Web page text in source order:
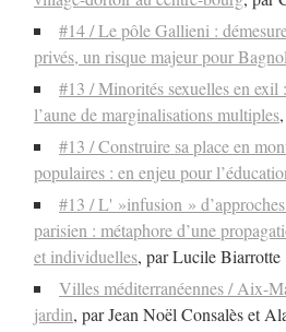
#14 / Le pôle Gallieni :
privés, un risque majeur pour
#13 / Minorités sexuelles en
l’aune de marginalisations multiples
#13 / Construire sa place en
populaires : en enjeu pour
#13 / L' »infusion »
parisien : métaphore d’une
et individuelles, par Lucile Biarrotte
Villes méditerranéennes / Aix-
jardin, par Jean Noël Consalès et